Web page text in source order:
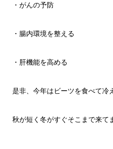
・がんの予防
・腸内環境を整える
・肝機能を高める
是非、今年はビーツを食べて冷
秋が短く冬がすぐそこまで来